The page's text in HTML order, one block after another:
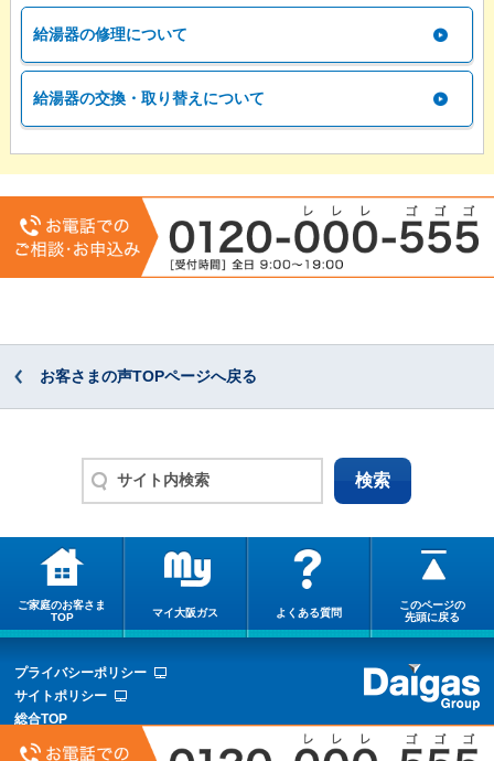
給湯器の修理について
給湯器の交換・取り替えについて
お客さまの声TOPページへ戻る
ご家庭のお客さま
TOP
マイ大阪ガス よくある質問
このページの
先頭に戻る
プライバシーポリシー
サイトポリシー
総合TOP
サイトマップ